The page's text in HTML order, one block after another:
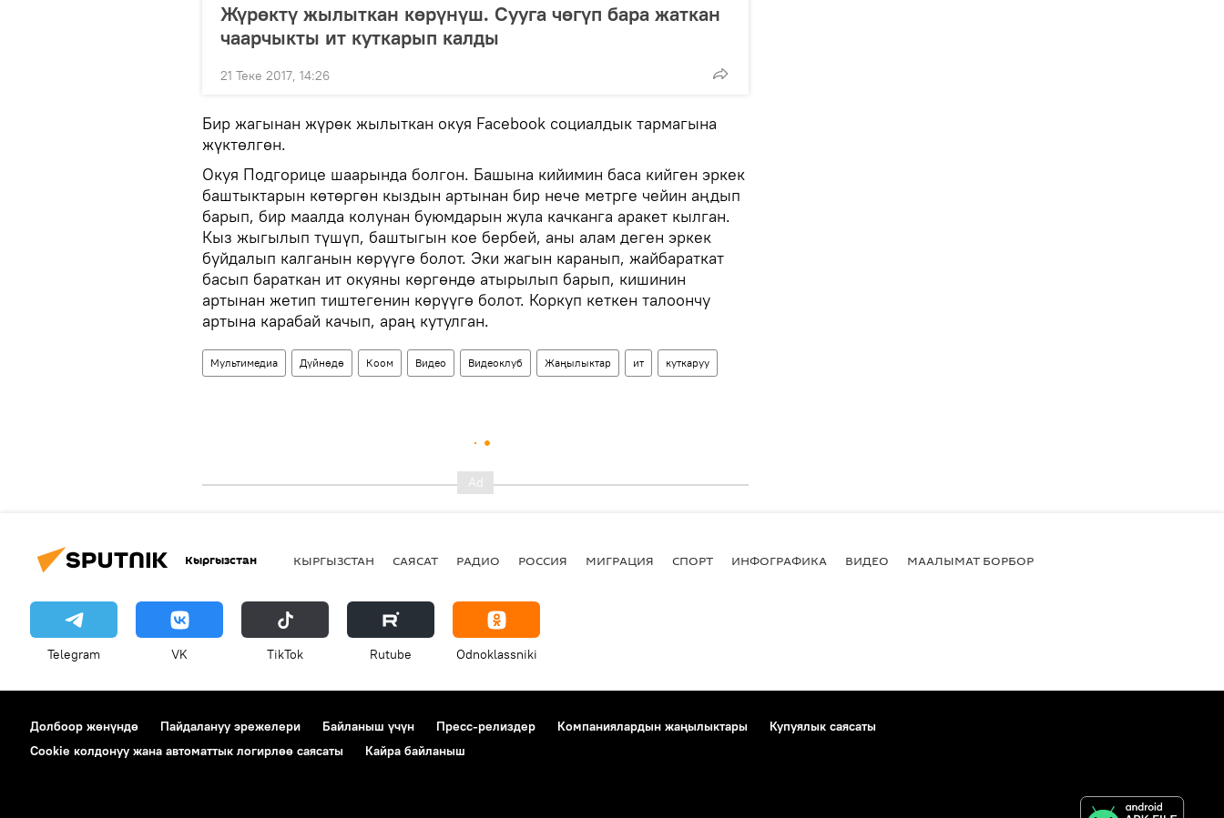
Жүрөктү жылыткан көрүнүш. Сууга чөгүп бара жаткан
чаарчыкты ит куткарып калды
21 Теке 2017, 14:26
Бир жагынан жүрөк жылыткан окуя Facebook социалдык тармагына
жүктөлгөн.
Окуя Подгорице шаарында болгон. Башына кийимин баса кийген эркек
баштыктарын көтөргөн кыздын артынан бир нече метрге чейин аңдып
барып, бир маалда колунан буюмдарын жула качканга аракет кылган.
Кыз жыгылып түшүп, баштыгын кое бербей, аны алам деген эркек
буйдалып калганын көрүүгө болот. Эки жагын каранып, жайбараткат
басып бараткан ит окуяны көргөндө атырылып барып, кишинин
артынан жетип тиштегенин көрүүгө болот. Коркуп кеткен талоончу
артына карабай качып, араң кутулган.
Мультимедиа Дүйнөдө Коом Видео Видеоклуб Жаңылыктар ит куткаруу
Кыргызстан КЫРГЫЗСТАН САЯСАТ РАДИО РОССИЯ МИГРАЦИЯ СПОРТ ИНФОГРАФИКА ВИДЕО МААЛЫМАТ БОРБОР
Telegram VK ТikТоk Rutube Odnoklassniki
Долбоор жөнүндө Пайдалануу эрежелери Байланыш үчүн Пресс-релиздер Компаниялардын жаңылыктары
Купуялык саясаты
Cookie колдонуу жана автоматтык логирлөө саясаты
Кайра байланыш